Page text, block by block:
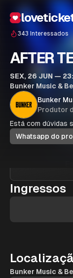
AFTER
SEX, 26 JUN —
Bunker Music &
Bunker
Produtor
Está com dúvidas
Whatsapp do
343 Interessados
Ingressos
Bunker Music &